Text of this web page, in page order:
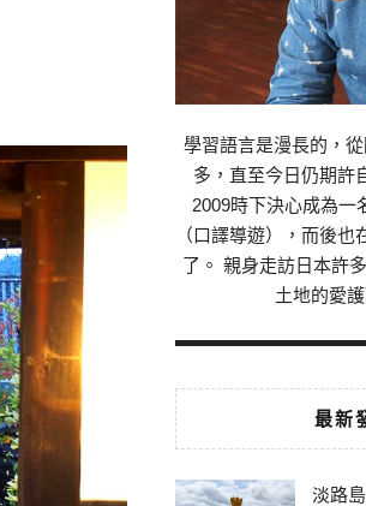
學習語言是漫長的，
多，直至今日仍期許
2009時下決心成為一
（口譯導遊），而後
了。 親身走訪日本許
土地的愛
最新
淡路